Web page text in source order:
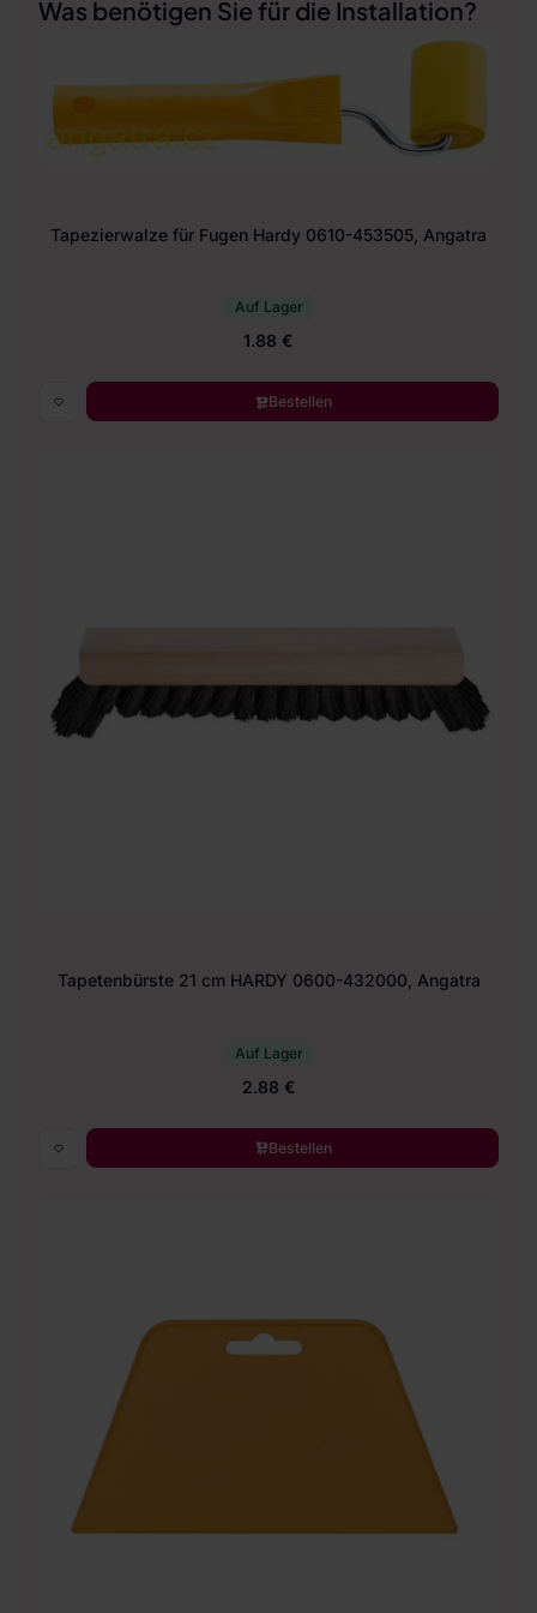
Was benötigen Sie für die Installation?
Tapezierwalze für Fugen Hardy 0610-453505, Angatra
Auf Lager
1.88 €
Bestellen
Tapetenbürste 21 cm HARDY 0600-432000, Angatra
Auf Lager
2.88 €
Bestellen